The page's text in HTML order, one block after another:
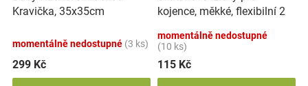
Kravička, 35x35cm
momentálně nedostupné (3 ks)
299 Kč
kojence, měkké, flexibilní 2
momentálně nedostupné
(10 ks)
115 Kč